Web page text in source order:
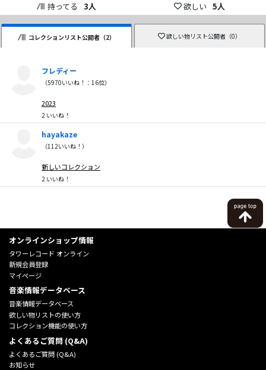
持ってる 3人 欲しい 5人
コレクションリスト公開者（2） 欲しい物リスト公開者（0）
フレディー
（5970いいね！： 16位）
2023
2 いいね！
hayakaze
（112いいね！）
新しいコレクション
2 いいね！
オンラインショップ情報
タワーレコード オンライン
新規会員登録
マイページ
音楽情報データベース
音楽情報データベース
欲しい物リストの使い方
コレクション機能の使い方
よくあるご質問 (Q&A)
よくあるご質問 (Q&A)
お知らせ